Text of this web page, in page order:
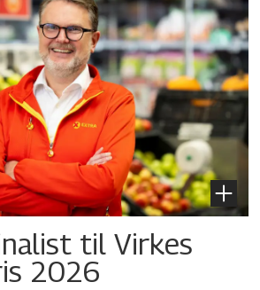
til Virkes
2026